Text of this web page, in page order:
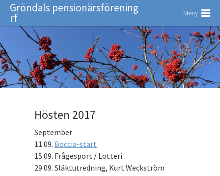
Gröndals pensionärsförening
rf Meny
Hösten 2017
September
11.09. Boccia-start
15.09. Frågesport / Lotteri
29.09. Släktutredning, Kurt Weckström